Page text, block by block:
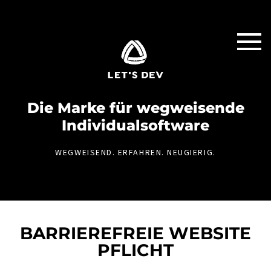
Die Marke für weg­weisende
Individual­software
WEGWEISEND. ERFAHREN. NEUGIERIG.
BARRIEREFREIE WEBSITE
PFLICHT